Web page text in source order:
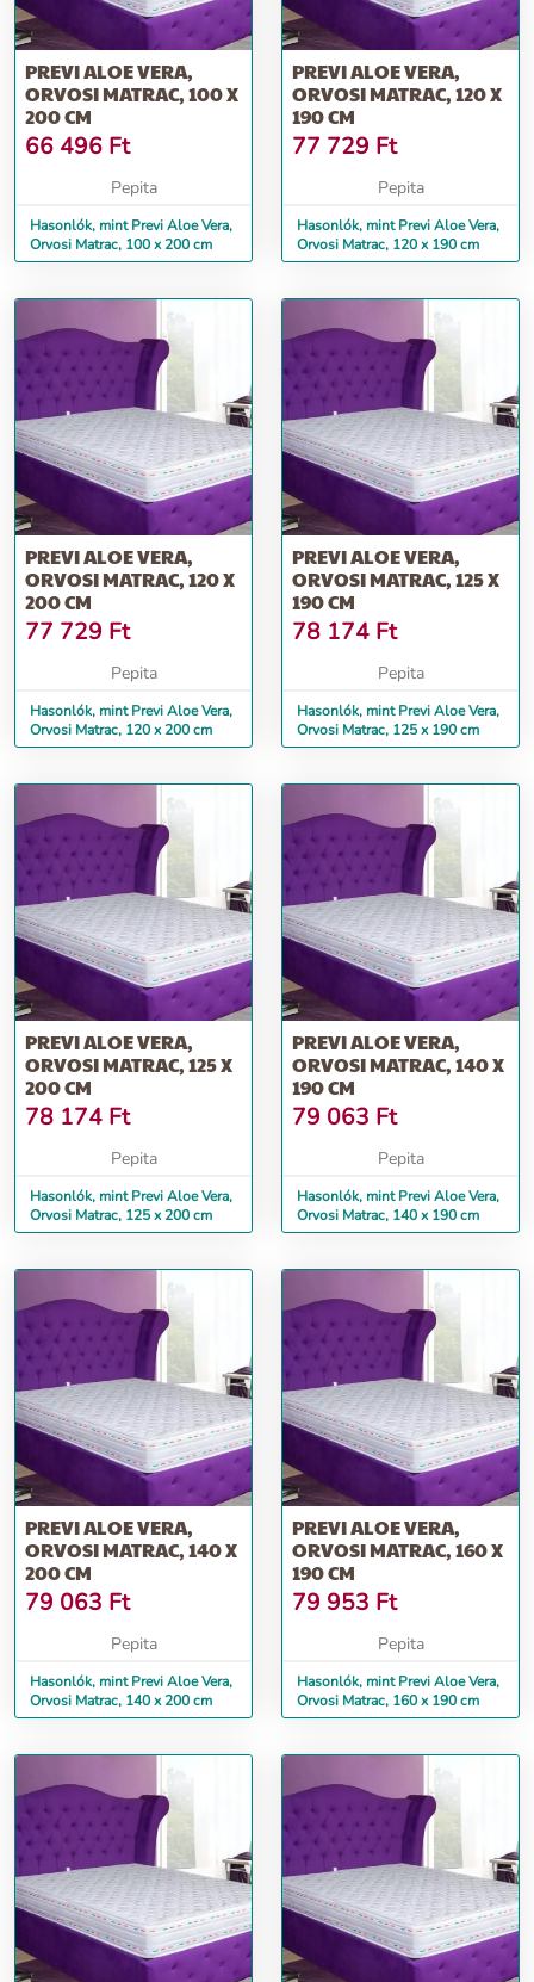
További információ>>
PREVI ALOE VERA,
ORVOSI MATRAC, 100 X
200 CM
66 496 Ft
Pepita
Hasonlók, mint Previ Aloe Vera,
Orvosi Matrac, 100 x 200 cm
PREVI ALOE VERA,
ORVOSI MATRAC, 120 X
190 CM
77 729 Ft
Pepita
Hasonlók, mint Previ Aloe Vera,
Orvosi Matrac, 120 x 190 cm
PREVI ALOE VERA,
ORVOSI MATRAC, 120 X
200 CM
77 729 Ft
Pepita
Hasonlók, mint Previ Aloe Vera,
Orvosi Matrac, 120 x 200 cm
PREVI ALOE VERA,
ORVOSI MATRAC, 125 X
190 CM
78 174 Ft
Pepita
Hasonlók, mint Previ Aloe Vera,
Orvosi Matrac, 125 x 190 cm
PREVI ALOE VERA,
ORVOSI MATRAC, 125 X
200 CM
78 174 Ft
Pepita
Hasonlók, mint Previ Aloe Vera,
Orvosi Matrac, 125 x 200 cm
PREVI ALOE VERA,
ORVOSI MATRAC, 140 X
190 CM
79 063 Ft
Pepita
Hasonlók, mint Previ Aloe Vera,
Orvosi Matrac, 140 x 190 cm
PREVI ALOE VERA,
ORVOSI MATRAC, 140 X
200 CM
79 063 Ft
Pepita
Hasonlók, mint Previ Aloe Vera,
Orvosi Matrac, 140 x 200 cm
PREVI ALOE VERA,
ORVOSI MATRAC, 160 X
190 CM
79 953 Ft
Pepita
Hasonlók, mint Previ Aloe Vera,
Orvosi Matrac, 160 x 190 cm